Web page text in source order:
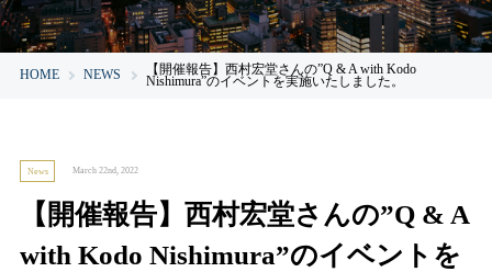
HOME NEWS
【開催報告】西村宏堂さんの”Q & A with Kodo
Nishimura”のイベントを実施いたしました。
News March 22nd, 2022
【開催報告】西村宏堂さんの”Q & A
with Kodo Nishimura”のイベントを